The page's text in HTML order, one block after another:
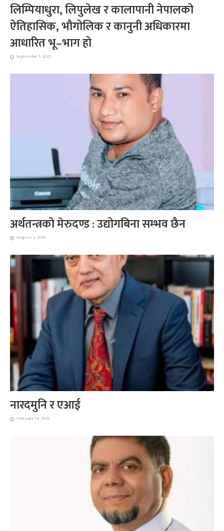
लिम्पियाधुरा, लिपुलेख र कालापानी नेपालको
ऐतिहासिक, भौगोलिक र कानुनी अधिकारमा
आधारित भू–भाग हो
September 1, 2025
अर्थतन्त्रको मेरुदण्ड : उद्योगबिना सम्भव छैन
August 3, 2025
नारदमुनि र एआई
February 14, 2025